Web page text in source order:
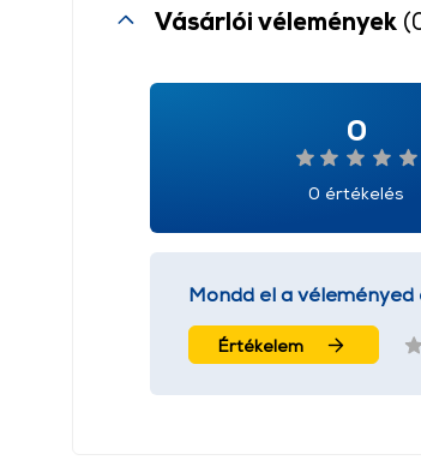
Vásárlói vélemények
0
0 értékelés
Mondd el a
Értékelem